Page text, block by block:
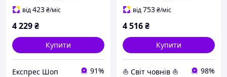
190 x 260 мм
від423₴/міс
4 229₴
Купити
Експрес Шоп 91%
від753₴/міс
4 516₴
Купити
⛵ Світ човнів ⛵ 98%